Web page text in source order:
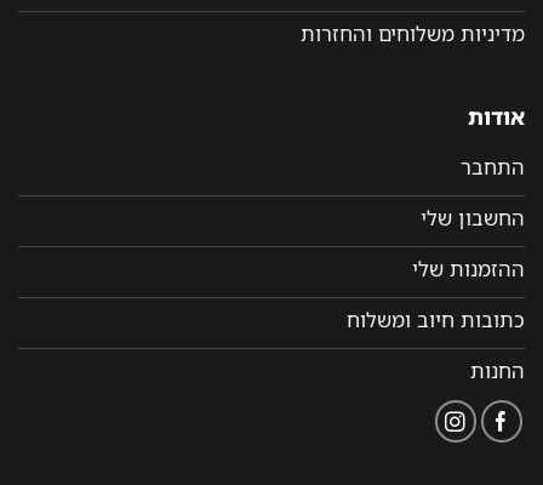
מדיניות משלוחים והחזרות
אודות
התחבר
החשבון שלי
ההזמנות שלי
כתובות חיוב ומשלוח
החנות